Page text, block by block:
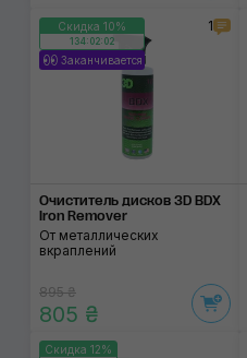
Скидка 10%
134:02:02
Заканчивается
1
Очиститель дисков 3D BDX
Iron Remover
От металлических
вкраплений
895 ₴
805 ₴
Скидка 12%